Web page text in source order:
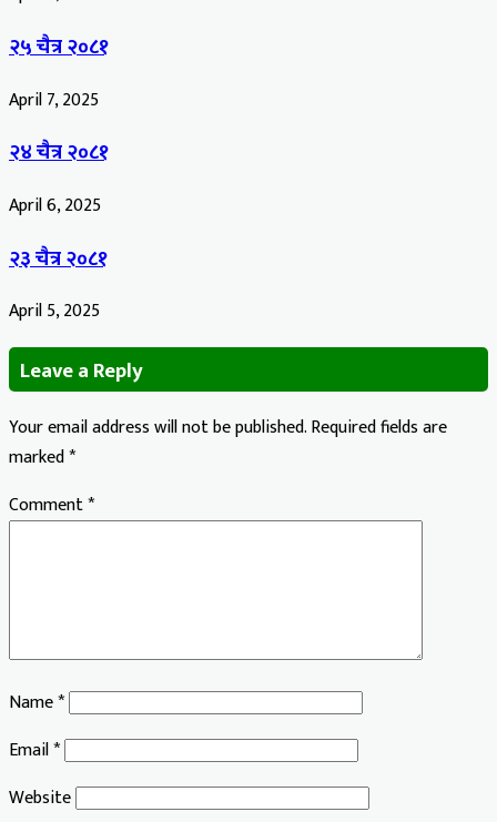
२५ चैत्र २०८१
April 7, 2025
२४ चैत्र २०८१
April 6, 2025
२३ चैत्र २०८१
April 5, 2025
Leave a Reply
Your email address will not be published.Required fields are
marked*
Comment*
Name*
Email*
Website